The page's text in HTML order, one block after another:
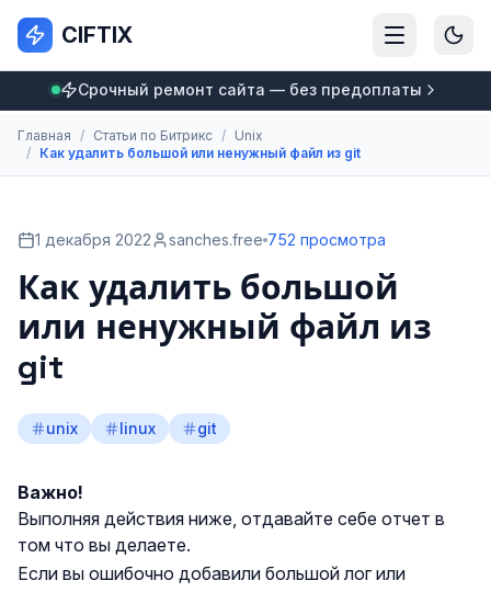
CIFTIX
Срочный ремонт сайта — без предоплаты
Главная / Статьи по Битрикс / Unix
/ Как удалить большой или ненужный файл из git
1 декабря 2022 sanches.free 752 просмотра
Как удалить большой
или ненужный файл из
git
unix linux git
Важно!
Выполняя действия ниже, отдавайте себе отчет в
том что вы делаете.
Если вы ошибочно добавили большой лог или